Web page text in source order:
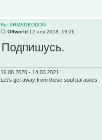
Re: ARMAGEDDON
Offworld 12 ноя 2018, 19:26
Подпишусь.
16.08.2020 - 14.03.2021
Let's get away from these soul parasites